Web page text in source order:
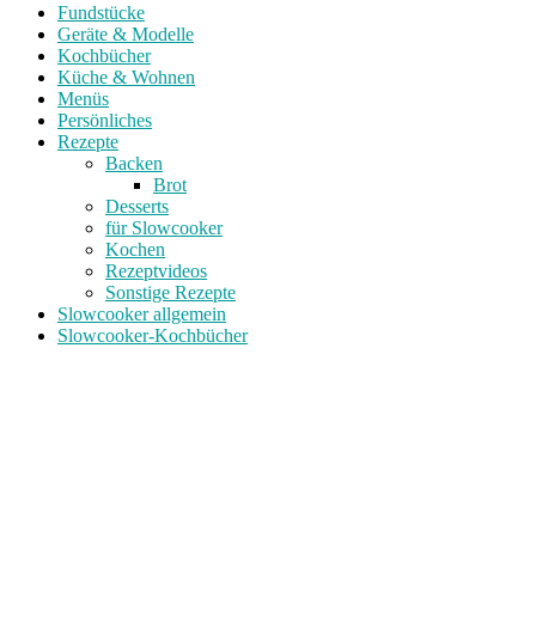
Fundstücke
Geräte & Modelle
Kochbücher
Küche & Wohnen
Menüs
Persönliches
Rezepte
Backen
Brot
Desserts
für Slowcooker
Kochen
Rezeptvideos
Sonstige Rezepte
Slowcooker allgemein
Slowcooker-Kochbücher